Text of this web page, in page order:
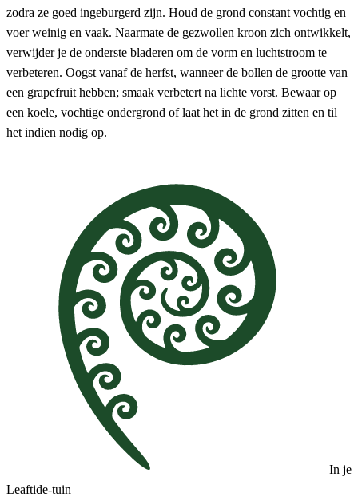
zodra ze goed ingeburgerd zijn. Houd de grond constant vochtig en
voer weinig en vaak. Naarmate de gezwollen kroon zich ontwikkelt,
verwijder je de onderste bladeren om de vorm en luchtstroom te
verbeteren. Oogst vanaf de herfst, wanneer de bollen de grootte van
een grapefruit hebben; smaak verbetert na lichte vorst. Bewaar op
een koele, vochtige ondergrond of laat het in de grond zitten en til
het indien nodig op.
In je
Leaftide-tuin